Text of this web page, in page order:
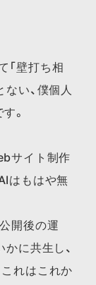
「壁打ち相
い、僕個人
。
サイト制作
はもはや無
開後の運
に共生し、
これはこれか